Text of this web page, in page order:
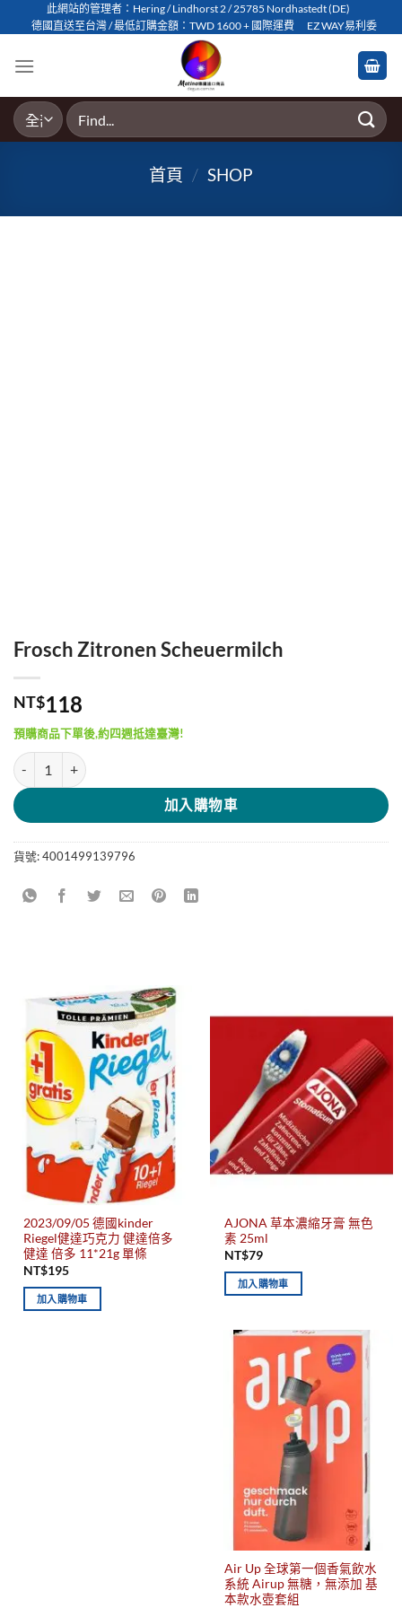
to
此網站的管理者：Hering / Lindhorst 2 / 25785 Nordhastedt (DE)
德國直送至台灣 / 最低訂購金額：TWD 1600 + 國際運費
EZ WAY易利委
搜
尋
首頁 / SHOP
Frosch Zitronen Scheuermilch
NT$118
預購商品下單後,約四週抵達臺灣!
Frosch Zitronen Scheuermilch 數量
加入購物車
貨號:4001499139796
2023/09/05 德國kinder
Riegel健達巧克力 健達倍多
健達 倍多 11*21g 單條
NT$195
加入購物車
AJONA 草本濃縮牙膏 無色
素 25ml
NT$79
加入購物車
Air Up 全球第一個香氣飲水
系統 Airup 無糖，無添加 基
本款水壺套組